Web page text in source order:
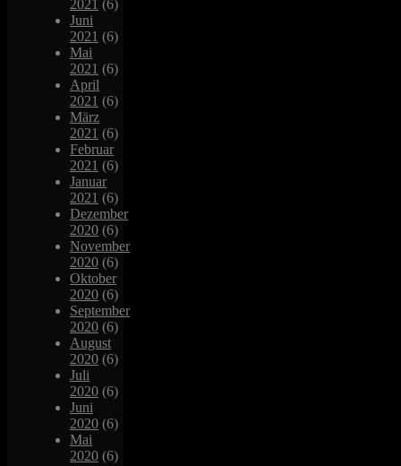
2021 (6)
Juni
2021 (6)
Mai
2021 (6)
April
2021 (6)
März
2021 (6)
Februar
2021 (6)
Januar
2021 (6)
Dezember
2020 (6)
November
2020 (6)
Oktober
2020 (6)
September
2020 (6)
August
2020 (6)
Juli
2020 (6)
Juni
2020 (6)
Mai
2020 (6)